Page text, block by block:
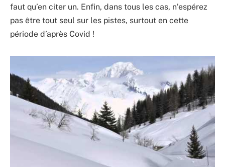
faut qu’en citer un. Enfin, dans tous les cas, n’espérez
pas être tout seul sur les pistes, surtout en cette
période d’après Covid !